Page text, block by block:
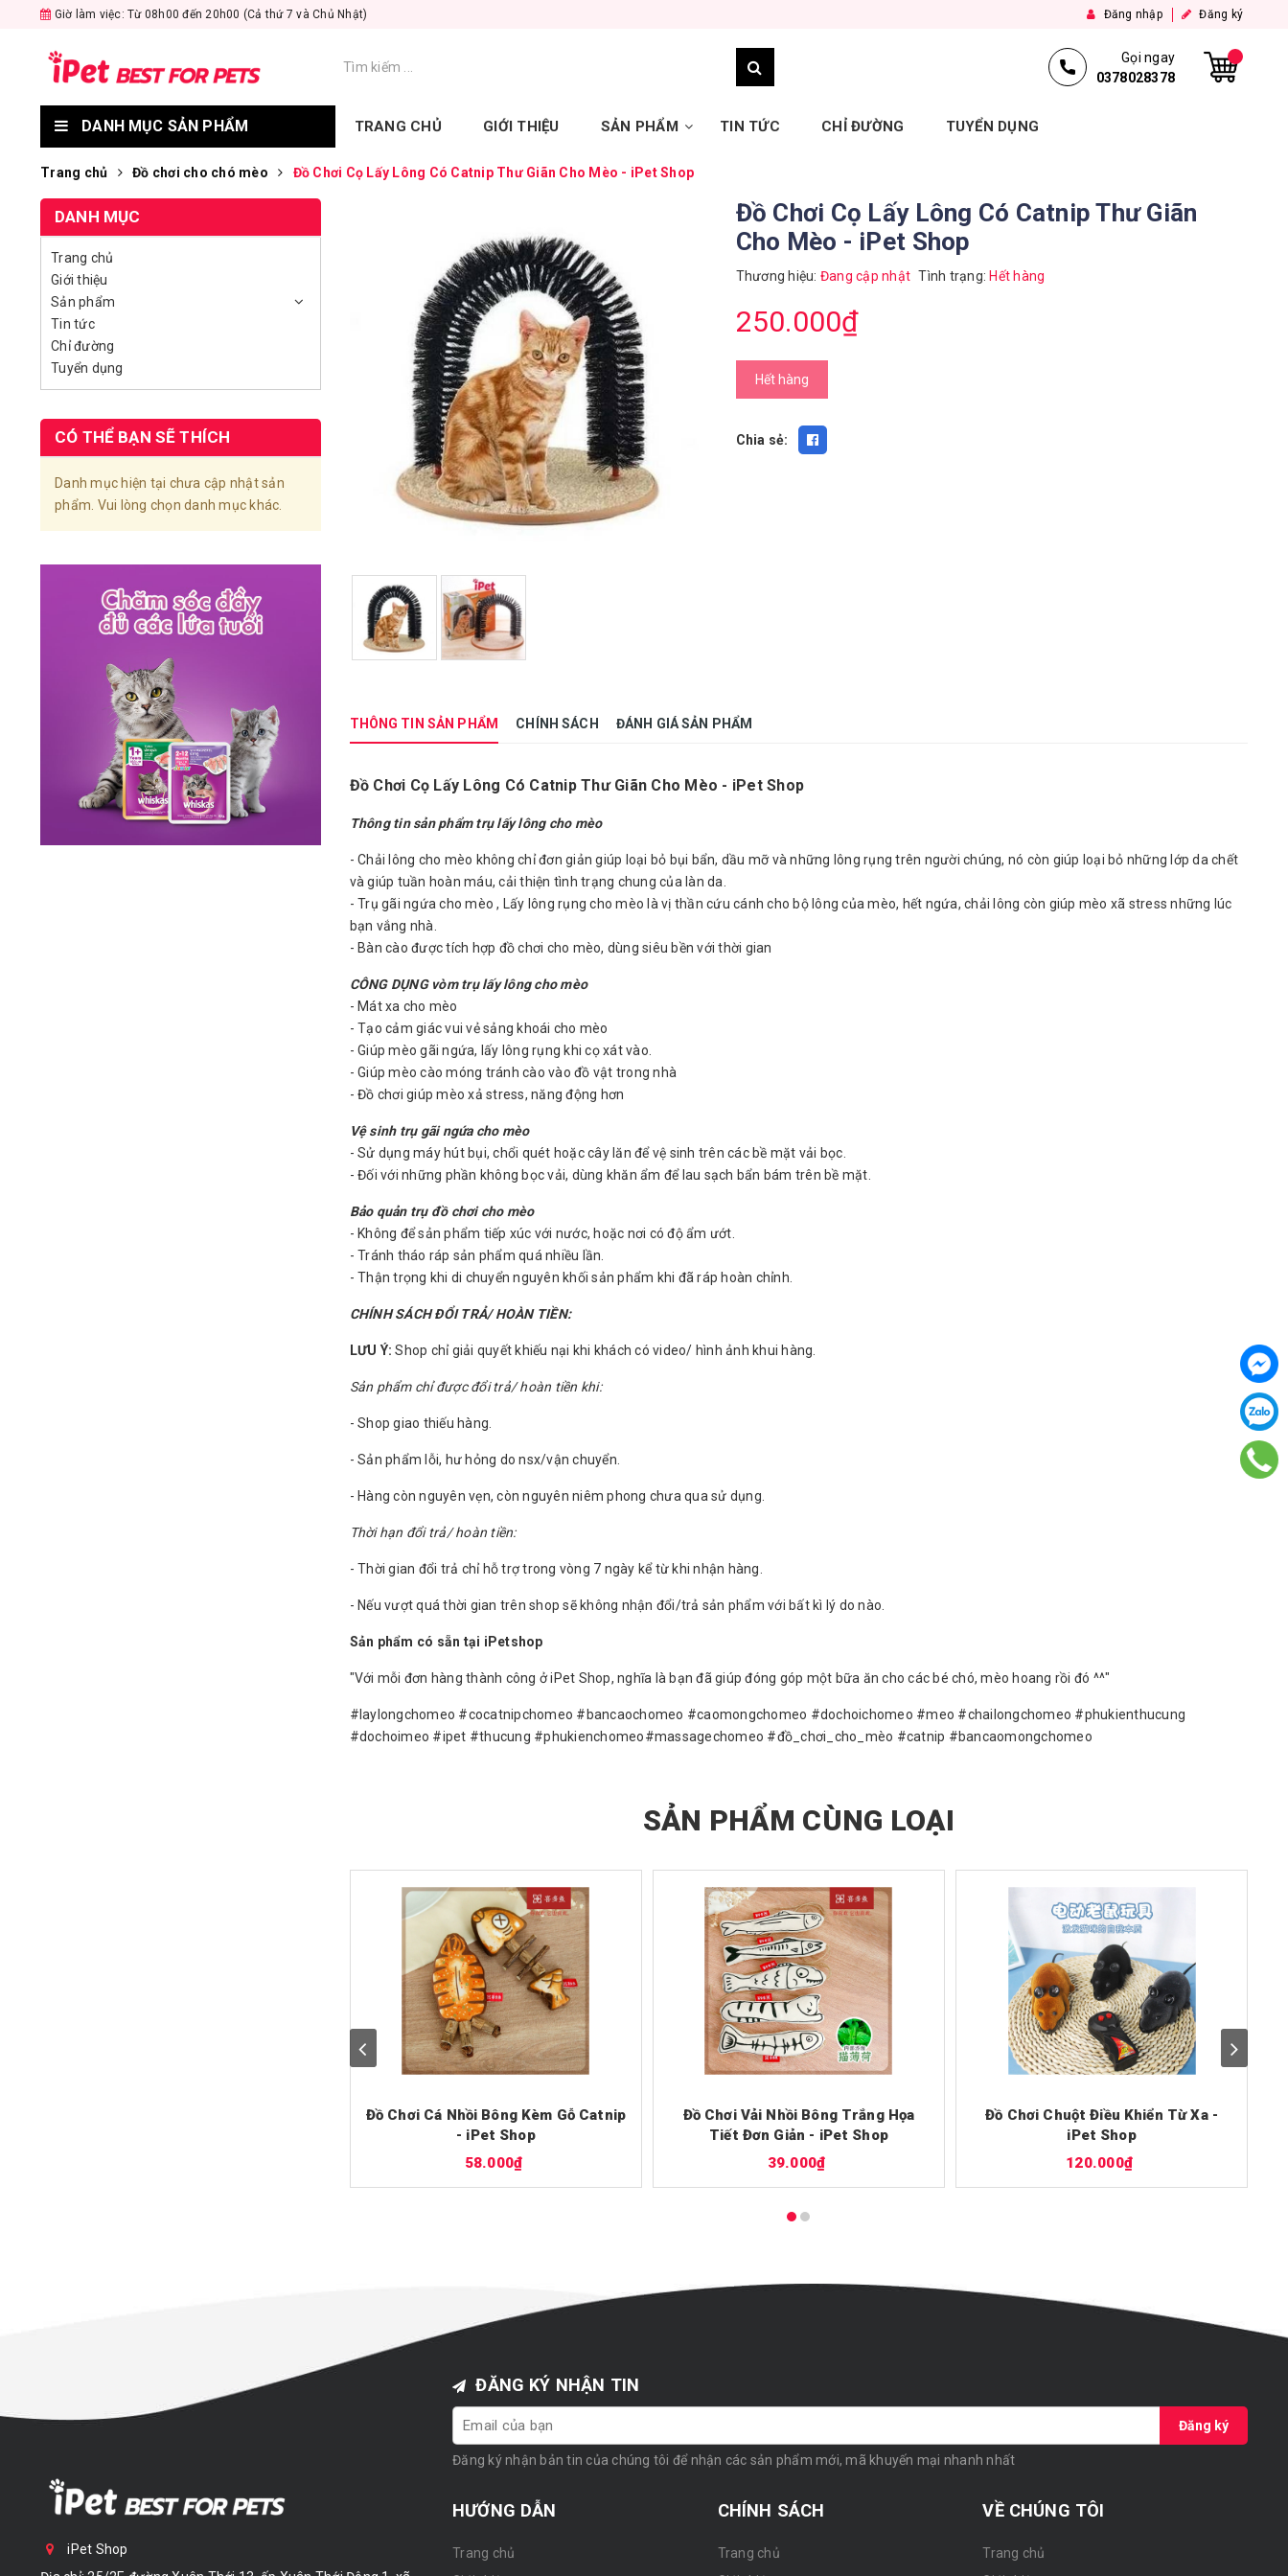
Giờ làm việc: Từ 08h00 đến 20h00 (Cả thứ 7 và Chủ Nhật) Đăng nhập Đăng ký
Gọi ngay
0378028378
DANH MỤC SẢN PHẨM TRANG CHỦ GIỚI THIỆU SẢN PHẨM TIN TỨC CHỈ ĐƯỜNG TUYỂN DỤNG
Trang chủ Đồ chơi cho chó mèo Đồ Chơi Cọ Lấy Lông Có Catnip Thư Giãn Cho Mèo - iPet Shop
Đồ Chơi Cọ Lấy Lông Có Catnip Thư Giãn
Cho Mèo - iPet Shop
Thương hiệu: Đang cập nhật Tình trạng: Hết hàng
250.000₫
Hết hàng
Chia sẻ:
THÔNG TIN SẢN PHẨM CHÍNH SÁCH ĐÁNH GIÁ SẢN PHẨM
Đồ Chơi Cọ Lấy Lông Có Catnip Thư Giãn Cho Mèo - iPet Shop
Thông tin sản phẩm trụ lấy lông cho mèo
- Chải lông cho mèo không chỉ đơn giản giúp loại bỏ bụi bẩn, dầu mỡ và những lông rụng trên người chúng, nó còn giúp loại bỏ những lớp da chết
và giúp tuần hoàn máu, cải thiện tình trạng chung của làn da.
- Trụ gãi ngứa cho mèo , Lấy lông rụng cho mèo là vị thần cứu cánh cho bộ lông của mèo, hết ngứa, chải lông còn giúp mèo xã stress những lúc
bạn vắng nhà.
- Bàn cào được tích hợp đồ chơi cho mèo, dùng siêu bền với thời gian
CÔNG DỤNG vòm trụ lấy lông cho mèo
- Mát xa cho mèo
- Tạo cảm giác vui vẻ sảng khoái cho mèo
- Giúp mèo gãi ngứa, lấy lông rụng khi cọ xát vào.
- Giúp mèo cào móng tránh cào vào đồ vật trong nhà
- Đồ chơi giúp mèo xả stress, năng động hơn
Vệ sinh trụ gãi ngứa cho mèo
- Sử dụng máy hút bụi, chổi quét hoặc cây lăn để vệ sinh trên các bề mặt vải bọc.
- Đối với những phần không bọc vải, dùng khăn ẩm để lau sạch bẩn bám trên bề mặt.
Bảo quản trụ đồ chơi cho mèo
- Không để sản phẩm tiếp xúc với nước, hoặc nơi có độ ẩm ướt.
- Tránh tháo ráp sản phẩm quá nhiều lần.
- Thận trọng khi di chuyển nguyên khối sản phẩm khi đã ráp hoàn chỉnh.
CHÍNH SÁCH ĐỔI TRẢ/ HOÀN TIỀN:
LƯU Ý: Shop chỉ giải quyết khiếu nại khi khách có video/ hình ảnh khui hàng.
Sản phẩm chỉ được đổi trả/ hoàn tiền khi:
- Shop giao thiếu hàng.
- Sản phẩm lỗi, hư hỏng do nsx/vận chuyển.
- Hàng còn nguyên vẹn, còn nguyên niêm phong chưa qua sử dụng.
Thời hạn đổi trả/ hoàn tiền:
- Thời gian đổi trả chỉ hỗ trợ trong vòng 7 ngày kể từ khi nhận hàng.
- Nếu vượt quá thời gian trên shop sẽ không nhận đổi/trả sản phẩm với bất kì lý do nào.
Sản phẩm có sẵn tại iPetshop
"Với mỗi đơn hàng thành công ở iPet Shop, nghĩa là bạn đã giúp đóng góp một bữa ăn cho các bé chó, mèo hoang rồi đó ^^"
#laylongchomeo #cocatnipchomeo #bancaochomeo #caomongchomeo #dochoichomeo #meo #chailongchomeo #phukienthucung
#dochoimeo #ipet #thucung #phukienchomeo#massagechomeo #đồ_chơi_cho_mèo #catnip #bancaomongchomeo
SẢN PHẨM CÙNG LOẠI
Đồ Chơi Cá Nhồi Bông Kèm Gỗ Catnip
- iPet Shop
58.000₫
Đồ Chơi Vải Nhồi Bông Trắng Họa
Tiết Đơn Giản - iPet Shop
39.000₫
Đồ Chơi Chuột Điều Khiển Từ Xa -
iPet Shop
120.000₫
DANH MỤC
Trang chủ
Giới thiệu
Sản phẩm
Tin tức
Chỉ đường
Tuyển dụng
CÓ THỂ BẠN SẼ THÍCH
Danh mục hiện tại chưa cập nhật sản
phẩm. Vui lòng chọn danh mục khác.
iPet Shop
ĐĂNG KÝ NHẬN TIN
Đăng ký
Đăng ký nhận bản tin của chúng tôi để nhận các sản phẩm mới, mã khuyến mại nhanh nhất
HƯỚNG DẪN
Trang chủ
CHÍNH SÁCH
Trang chủ
VỀ CHÚNG TÔI
Trang chủ